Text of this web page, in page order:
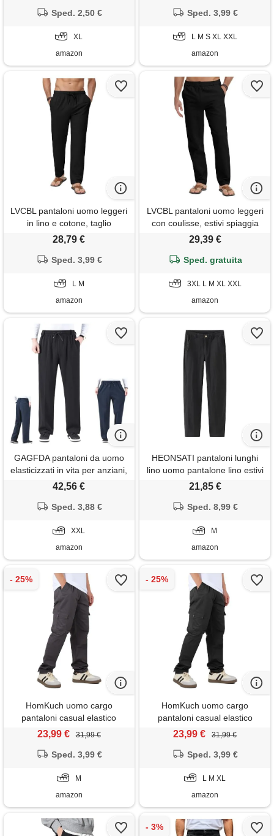
Sped. 2,50 €
XL
amazon
bianco, xl
Sped. 3,99 €
L M S XL XXL
amazon
LVCBL pantaloni uomo leggeri
in lino e cotone, taglio
regolare, nero, l
28,79 €
Sped. 3,99 €
L M
amazon
LVCBL pantaloni uomo leggeri
con coulisse, estivi spiaggia
(nero, l)
29,39 €
Sped. gratuita
3XL L M XL XXL
amazon
GAGFDA pantaloni da uomo
elasticizzati in vita per anziani,
pantaloni da uomo in cotone a
lavoro a gamba dritta con
42,56 €
Sped. 3,88 €
XXL
amazon
HEONSATI pantaloni lunghi
lino uomo pantalone lino estivi
sportivi eleganti pantaloni
larghi spiaggia pants casual a
traspirante coulisse tasche
21,85 €
Sped. 8,99 €
M
amazon
HomKuch uomo cargo
pantaloni casual elastico
pantaloni di cotone pantaloni
23,99 € 31,99 €
Sped. 3,99 €
M
amazon
HomKuch uomo cargo
pantaloni casual elastico
pantaloni di cotone pantaloni
23,99 € 31,99 €
Sped. 3,99 €
L M XL
amazon